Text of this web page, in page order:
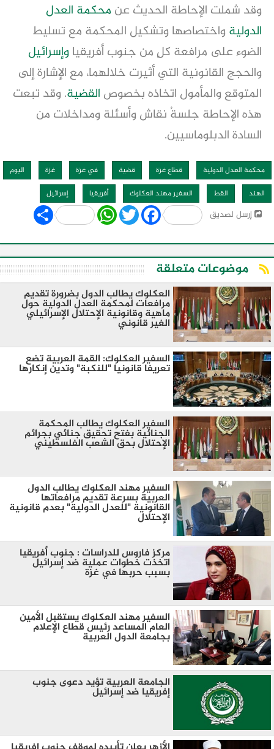
وقد شملت الإحاطة الحديث عن محكمة العدل
الدولية واختصاصها وتشكيل المحكمة مع تسليط
الضوء على مرافعة كلٍ من جنوب أفريقياوإسرائيل
والحجج القانونية التي أثيرت خلالهما، مع الإشارة إلى
المتوقع والمأمول اتخاذه بخصوص القضية. وقد تبعت
هذه الإحاطة جلسةُ نقاش وأسئلة ومداخلات من
السادة الدبلوماسيين.
محكمة العدل الدولية قطاع غزة قضية في غزة غزة
اليوم
الهند
القط السفير مهند العكلوك أفريقيا إسرائيل
إرسل لصديق Share WhatsApp
Twitter Facebook
موضوعات متعلقة
العكلوك يطالب الدول بضرورة تقديم
مرافعات لمحكمة العدل الدولية حول
ماهية وقانونية الإحتلال الإسرائيلي
الغير قانوني
السفير العكلوك: القمة العربية تضع
تعريفا قانونيا "للنكبة" وتدين إنكارها
السفير العكلوك يطالب المحكمة
الجنائية بفتح تحقيق جنائي بجرائم
الإحتلال بحق الشعب الفلسطيني
السفير مهند العكلوك يطالب الدول
العربية بسرعة تقديم مرافعاتها
القانونية "للعدل الدولية" بعدم قانونية
الإحتلال
مركز فاروس للدراسات : جنوب أفريقيا
اتخذت خطوات عملية ضد إسرائيل
بسبب حربها في غزة
السفير مهند العكلوك يستقبل الأمين
العام المساعد رئيس قطاع الإعلام
بجامعة الدول العربية
الجامعة العربية تؤيد دعوى جنوب
إفريقيا ضد إسرائيل